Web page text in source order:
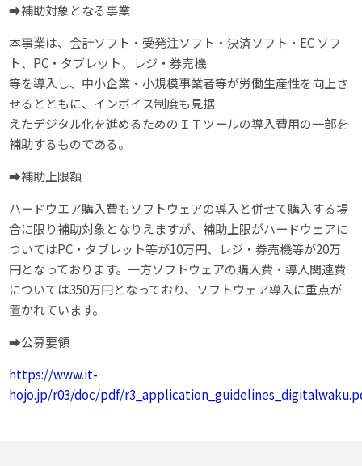
➡補助対象となる事業
本事業は、会計ソフト・受発注ソフト・決済ソフト・EC ソフ
ト、PC・タブレット、レジ・券売機
等を導入し、中小企業・小規模事業者等が労働生産性を向上さ
せるとともに、インボイス制度も見据
えたデジタル化を進めるためのＩＴツールの導入費用の一部を
補助するものである。
➡補助上限額
ハードウエア購入費もソフトウェアの導入と併せて購入する場
合に限り補助対象となりえますが、補助上限がハードウェアに
ついてはPC・タブレット等が10万円、レジ・券売機等が20万
円となっております。一方ソフトウェアの購入費・導入関連費
については350万円となっており、ソフトウェア導入に重点が
置かれています。
➡公募要領
https://www.it-
hojo.jp/r03/doc/pdf/